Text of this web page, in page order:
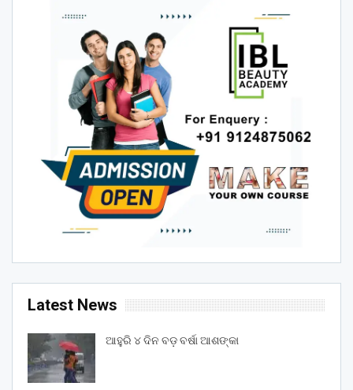
Latest News
ଆହୁରି ୪ ଦିନ ବଡ଼ ବର୍ଷା ଆଶଙ୍କା